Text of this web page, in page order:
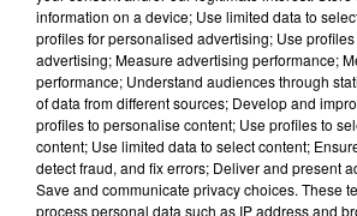
métiers de Troyes de 10h à 12h et de
mercredi 15 juin.⬨Inscription
CIRFA de Reims au 03 51 42 41 00.
FIL D'ACTUS
information on a device; Use limited data to
profiles for personalised advertising; Use
advertising; Measure advertising performance;
performance; Understand audiences through
of data from different sources; Develop and
profiles to personalise content; Use profiles to
content; Use limited data to select content;
detect fraud, and fix errors; Deliver and present
Save and communicate privacy choices. These
process personal data such as IP address and